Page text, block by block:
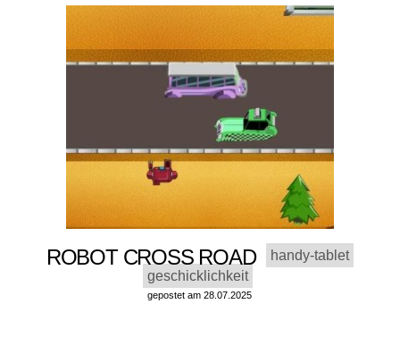
ROBOT CROSS ROAD
handy-tablet
geschicklichkeit
gepostet am 28.07.2025